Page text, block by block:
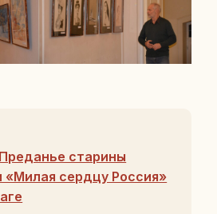
старины
«Милая сердцу Россия»